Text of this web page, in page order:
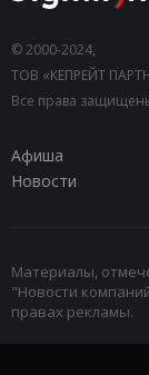
© 2000-2024,
ТОВ «КЕПРЕЙТ
Все права
Афиша
Новости
Материалы,
"Новости
правах рекламы.